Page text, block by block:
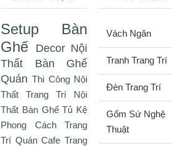
Setup Bàn
Ghế
Decor Nội
Thất
Bàn Ghế
Quán Thi Công Nội
Thất
Trang Trí Nội
Thất Bàn Ghế Tủ Kệ
Phong Cách
Trang
Trí Quán Cafe Trang
Vách Ngăn
Tranh Trang Trí
Đèn Trang Trí
Gốm Sứ Nghệ
Thuật